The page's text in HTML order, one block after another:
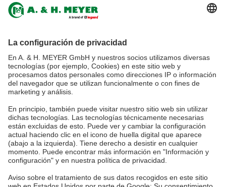
Germany
info@ah-meyer.de
MALASIA
A. & H. MEYER Sdn. Bhd.
528797-M
No. 3, Jalan Astaka U8/84
Section U8, Bukit Jelutong
40150 Shah Alam, Selangor
Malaysia